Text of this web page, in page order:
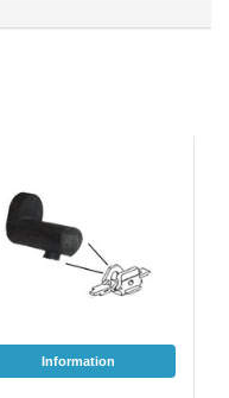
Information